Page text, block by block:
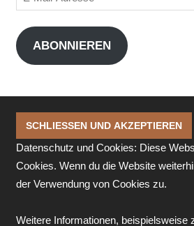
Mail-
Adresse
ABONNIEREN
Datenschutz und Cookies: Diese
Cookies. Wenn du die Website
der Verwendung von Cookies zu.
Weitere Informationen, beispielsweise